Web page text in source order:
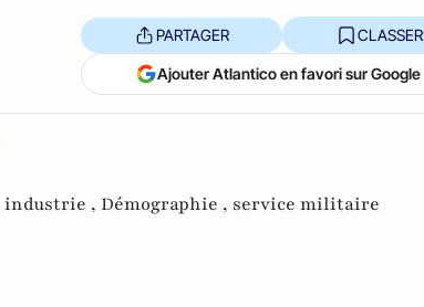
PARTAGER CLASSER
Ajouter Atlantico en favori sur Google
industrie , Démographie , service militaire